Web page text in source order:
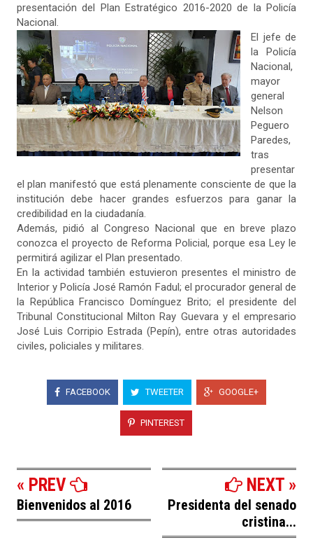
presentación del Plan Estratégico 2016-2020 de la Policía
Nacional.
El jefe de
la Policía
Nacional,
mayor
general
Nelson
Peguero
Paredes,
tras
presentar
el plan manifestó que está plenamente consciente de que la
institución debe hacer grandes esfuerzos para ganar la
credibilidad en la ciudadanía.
Además, pidió al Congreso Nacional que en breve plazo
conozca el proyecto de Reforma Policial, porque esa Ley le
permitirá agilizar el Plan presentado.
En la actividad también estuvieron presentes el ministro de
Interior y Policía José Ramón Fadul; el procurador general de
la República Francisco Domínguez Brito; el presidente del
Tribunal Constitucional Milton Ray Guevara y el empresario
José Luis Corripio Estrada (Pepín), entre otras autoridades
civiles, policiales y militares.
FACEBOOK TWEETER GOOGLE+
PINTEREST
« PREV
Bienvenidos al 2016
NEXT »
Presidenta del senado
cristina...